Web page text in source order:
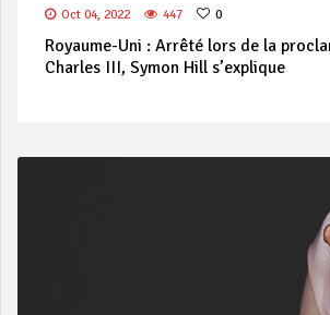
Oct 04, 2022 447 0
Royaume-Uni : Arrêté lors de la
Charles III, Symon Hill s’explique